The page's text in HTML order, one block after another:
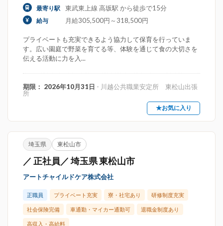
最寄り駅 東武東上線 高坂駅 から徒歩で15分
給与 月給305,500円～318,500円
プライベートも充実できるよう協力して保育を行っていま
す。広い園庭で野菜を育てる等、体験を通じて食の大切さを
伝える活動に力を入...
期限： 2026年10月31日 - 川越公共職業安定所 東松山出張
所
★お気に入り
埼玉県 東松山市
／ 正社員／ 埼玉県 東松山市
アートチャイルドケア株式会社
正職員 プライベート充実 寮・社宅あり 研修制度充実
社会保険完備 車通勤・マイカー通勤可 退職金制度あり
高収入・高給料